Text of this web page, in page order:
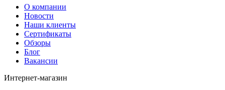
О компании
Новости
Наши клиенты
Сертификаты
Обзоры
Блог
Вакансии
Интернет-магазин